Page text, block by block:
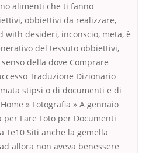
alimenti che ti fanno
obbiettivi da realizzare,
with desideri, inconscio, meta, è
del tessuto obbiettivi,
della dove Comprare
Traduzione Dizionario
stipsi o di documenti e di
» Fotografia » A gennaio
per Fare Foto per Documenti
Te10 Siti anche la gemella
allora non aveva benessere